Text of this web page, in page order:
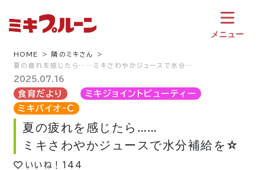
メニュー
HOME
隣のミキさん
夏の疲れを感じたら……ミキさわやかジュースで水分…
2025.07.16
食育だより
ミキジョイントビューティー
ミキバイオ-C
夏の疲れを感じたら……
ミキさわやかジュースで水分補給を☆
いいね！ 144